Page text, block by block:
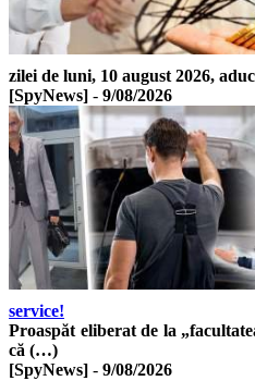
zilei de luni, 10 august 2026,
[SpyNews] - 9/08/2026
service!
Proaspăt eliberat de la
că (…)
[SpyNews] - 9/08/2026